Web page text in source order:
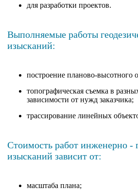
для разработки проектов.
Выполняемые работы
изысканий:
построение планово-высотного
топографическая съемка в
зависимости от нужд заказчика;
трассирование линейных
Стоимость работ инженерно -
изысканий зависит от:
масштаба плана;